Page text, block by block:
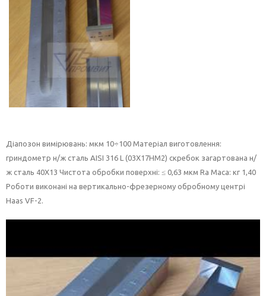
Діапозон вимірювань: мкм 10÷100 Матеріал виготовлення:
гриндометр н/ж сталь AISI 316 L (03X17НМ2) скребок загартована н/
ж сталь 40Х13 Чистота обробки поверхні: ≤ 0,63 мкм Ra Маса: кг 1,40
Роботи виконані на вертикально-фрезерному обробному центрі
Haas VF-2.